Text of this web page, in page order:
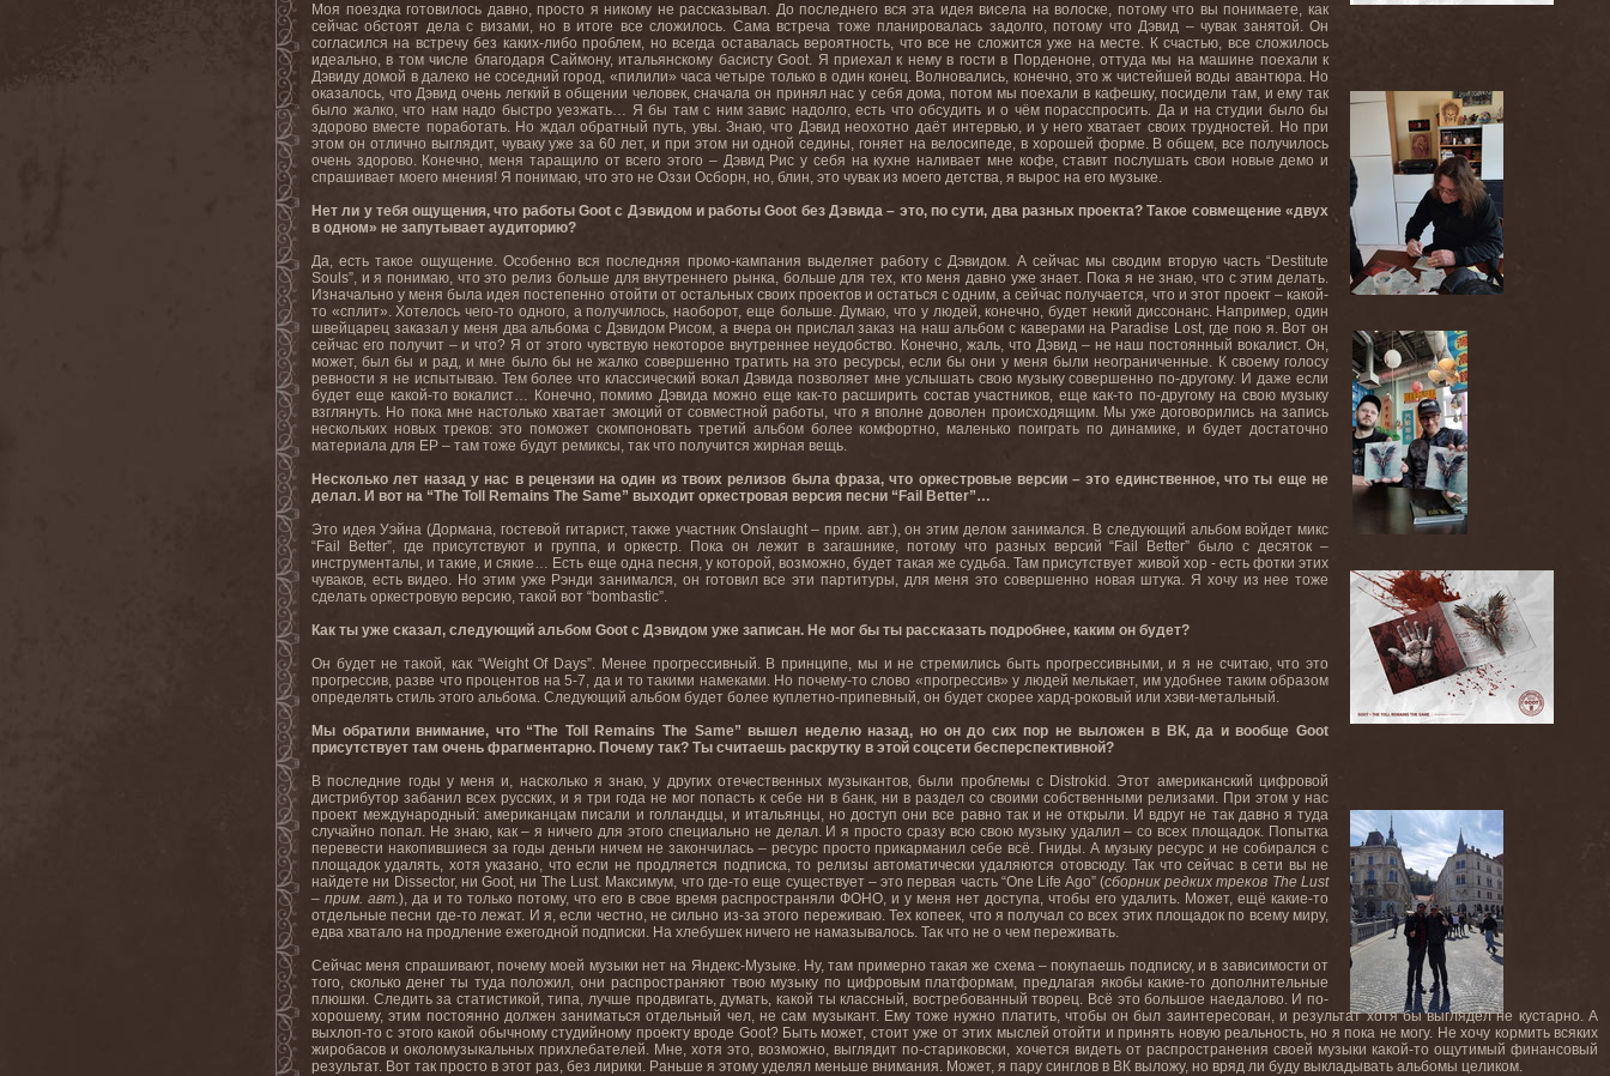
Моя поездка готовилось давно, просто я никому не рассказывал. До последнего вся эта идея висела на волоске, потому что вы понимаете, как
сейчас обстоят дела с визами, но в итоге все сложилось. Сама встреча тоже планировалась задолго, потому что Дэвид – чувак занятой. Он
согласился на встречу без каких-либо проблем, но всегда оставалась вероятность, что все не сложится уже на месте. К счастью, все сложилось
идеально, в том числе благодаря Саймону, итальянскому басисту Goot. Я приехал к нему в гости в Порденоне, оттуда мы на машине поехали к
Дэвиду домой в далеко не соседний город, «пилили» часа четыре только в один конец. Волновались, конечно, это ж чистейшей воды авантюра. Но
оказалось, что Дэвид очень легкий в общении человек, сначала он принял нас у себя дома, потом мы поехали в кафешку, посидели там, и ему так
было жалко, что нам надо быстро уезжать… Я бы там с ним завис надолго, есть что обсудить и о чём порасспросить. Да и на студии было бы
здорово вместе поработать. Но ждал обратный путь, увы. Знаю, что Дэвид неохотно даёт интервью, и у него хватает своих трудностей. Но при
этом он отлично выглядит, чуваку уже за 60 лет, и при этом ни одной седины, гоняет на велосипеде, в хорошей форме. В общем, все получилось
очень здорово. Конечно, меня таращило от всего этого – Дэвид Рис у себя на кухне наливает мне кофе, ставит послушать свои новые демо и
спрашивает моего мнения! Я понимаю, что это не Оззи Осборн, но, блин, это чувак из моего детства, я вырос на его музыке.
Нет ли у тебя ощущения, что работы Goot с Дэвидом и работы Goot без Дэвида – это, по сути, два разных проекта? Такое совмещение «двух
в одном» не запутывает аудиторию?
Да, есть такое ощущение. Особенно вся последняя промо-кампания выделяет работу с Дэвидом. А сейчас мы сводим вторую часть “Destitute
Souls”, и я понимаю, что это релиз больше для внутреннего рынка, больше для тех, кто меня давно уже знает. Пока я не знаю, что с этим делать.
Изначально у меня была идея постепенно отойти от остальных своих проектов и остаться с одним, а сейчас получается, что и этот проект – какой-
то «сплит». Хотелось чего-то одного, а получилось, наоборот, еще больше. Думаю, что у людей, конечно, будет некий диссонанс. Например, один
швейцарец заказал у меня два альбома с Дэвидом Рисом, а вчера он прислал заказ на наш альбом с каверами на Paradise Lost, где пою я. Вот он
сейчас его получит – и что? Я от этого чувствую некоторое внутреннее неудобство. Конечно, жаль, что Дэвид – не наш постоянный вокалист. Он,
может, был бы и рад, и мне было бы не жалко совершенно тратить на это ресурсы, если бы они у меня были неограниченные. К своему голосу
ревности я не испытываю. Тем более что классический вокал Дэвида позволяет мне услышать свою музыку совершенно по-другому. И даже если
будет еще какой-то вокалист… Конечно, помимо Дэвида можно еще как-то расширить состав участников, еще как-то по-другому на свою музыку
взглянуть. Но пока мне настолько хватает эмоций от совместной работы, что я вполне доволен происходящим. Мы уже договорились на запись
нескольких новых треков: это поможет скомпоновать третий альбом более комфортно, маленько поиграть по динамике, и будет достаточно
материала для EP – там тоже будут ремиксы, так что получится жирная вещь.
Несколько лет назад у нас в рецензии на один из твоих релизов была фраза, что оркестровые версии – это единственное, что ты еще не
делал. И вот на “The Toll Remains The Same” выходит оркестровая версия песни “Fail Better”…
Это идея Уэйна (Дормана, гостевой гитарист, также участник Onslaught – прим. авт.), он этим делом занимался. В следующий альбом войдет микс
“Fail Better”, где присутствуют и группа, и оркестр. Пока он лежит в загашнике, потому что разных версий “Fail Better” было с десяток –
инструменталы, и такие, и сякие… Есть еще одна песня, у которой, возможно, будет такая же судьба. Там присутствует живой хор - есть фотки этих
чуваков, есть видео. Но этим уже Рэнди занимался, он готовил все эти партитуры, для меня это совершенно новая штука. Я хочу из нее тоже
сделать оркестровую версию, такой вот “bombastic”.
Как ты уже сказал, следующий альбом Goot с Дэвидом уже записан. Не мог бы ты рассказать подробнее, каким он будет?
Он будет не такой, как “Weight Of Days”. Менее прогрессивный. В принципе, мы и не стремились быть прогрессивными, и я не считаю, что это
прогрессив, разве что процентов на 5-7, да и то такими намеками. Но почему-то слово «прогрессив» у людей мелькает, им удобнее таким образом
определять стиль этого альбома. Следующий альбом будет более куплетно-припевный, он будет скорее хард-роковый или хэви-метальный.
Мы обратили внимание, что “The Toll Remains The Same” вышел неделю назад, но он до сих пор не выложен в ВК, да и вообще Goot
присутствует там очень фрагментарно. Почему так? Ты считаешь раскрутку в этой соцсети бесперспективной?
В последние годы у меня и, насколько я знаю, у других отечественных музыкантов, были проблемы с Distrokid. Этот американский цифровой
дистрибутор забанил всех русских, и я три года не мог попасть к себе ни в банк, ни в раздел со своими собственными релизами. При этом у нас
проект международный: американцам писали и голландцы, и итальянцы, но доступ они все равно так и не открыли. И вдруг не так давно я туда
случайно попал. Не знаю, как – я ничего для этого специально не делал. И я просто сразу всю свою музыку удалил – со всех площадок. Попытка
перевести накопившиеся за годы деньги ничем не закончилась – ресурс просто прикарманил себе всё. Гниды. А музыку ресурс и не собирался с
площадок удалять, хотя указано, что если не продляется подписка, то релизы автоматически удаляются отовсюду. Так что сейчас в сети вы не
найдете ни Dissector, ни Goot, ни The Lust. Максимум, что где-то еще существует – это первая часть “One Life Ago” (сборник редких треков The Lust
– прим. авт.), да и то только потому, что его в свое время распространяли ФОНО, и у меня нет доступа, чтобы его удалить. Может, ещё какие-то
отдельные песни где-то лежат. И я, если честно, не сильно из-за этого переживаю. Тех копеек, что я получал со всех этих площадок по всему миру,
едва хватало на продление ежегодной подписки. На хлебушек ничего не намазывалось. Так что не о чем переживать.
Сейчас меня спрашивают, почему моей музыки нет на Яндекс-Музыке. Ну, там примерно такая же схема – покупаешь подписку, и в зависимости от
того, сколько денег ты туда положил, они распространяют твою музыку по цифровым платформам, предлагая якобы какие-то дополнительные
плюшки. Следить за статистикой, типа, лучше продвигать, думать, какой ты классный, востребованный творец. Всё это большое наедалово. И по-
хорошему, этим постоянно должен заниматься отдельный чел, не сам музыкант. Ему тоже нужно платить, чтобы он был заинтересован, и результат хотя бы выглядел не кустарно. А
выхлоп-то с этого какой обычному студийному проекту вроде Goot? Быть может, стоит уже от этих мыслей отойти и принять новую реальность, но я пока не могу. Не хочу кормить всяких
жиробасов и околомузыкальных прихлебателей. Мне, хотя это, возможно, выглядит по-стариковски, хочется видеть от распространения своей музыки какой-то ощутимый финансовый
результат. Вот так просто в этот раз, без лирики. Раньше я этому уделял меньше внимания. Может, я пару синглов в ВК выложу, но вряд ли буду выкладывать альбомы целиком.